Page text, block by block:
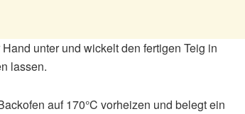
unter und wickelt den fertigen Teig in
lassen.
auf 170°C vorheizen und belegt ein